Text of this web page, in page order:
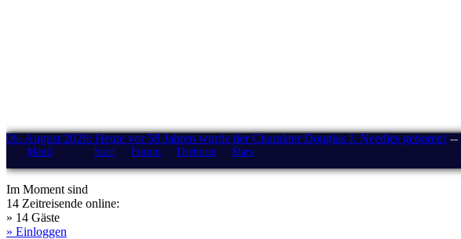
06. August 2026: Heute vor 58 Jahren wurde der Charakter Douglas J. Needles geboren! --
Menü Start Forum Drehorte Stars
Im Moment sind
14 Zeitreisende online:
» 14 Gäste
» Einloggen